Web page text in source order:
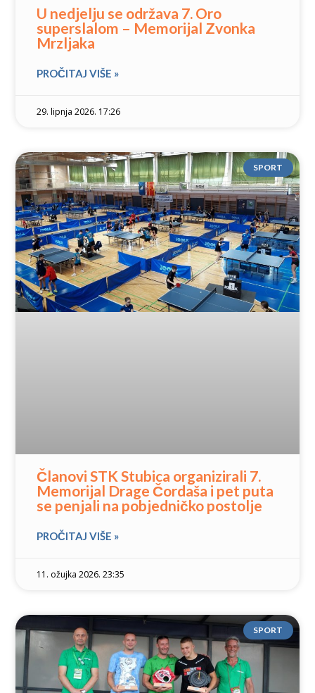
U nedjelju se održava 7. Oro
superslalom – Memorijal Zvonka
Mrzljaka
PROČITAJ VIŠE »
29. lipnja 2026. 17:26
SPORT
Članovi STK Stubica organizirali 7.
Memorijal Drage Čordaša i pet puta
se penjali na pobjedničko postolje
PROČITAJ VIŠE »
11. ožujka 2026. 23:35
SPORT